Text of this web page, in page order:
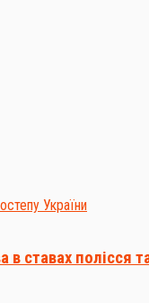
ставах полісся